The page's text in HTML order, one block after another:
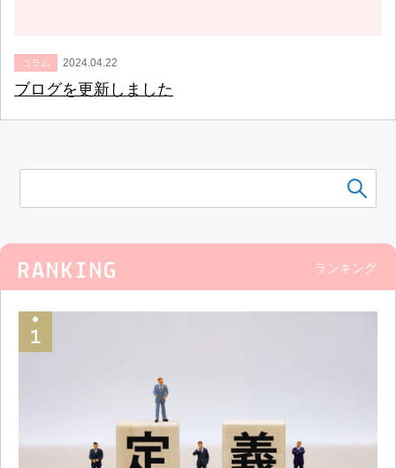
ランキング
コラム 2024.04.22
ブログを更新しました